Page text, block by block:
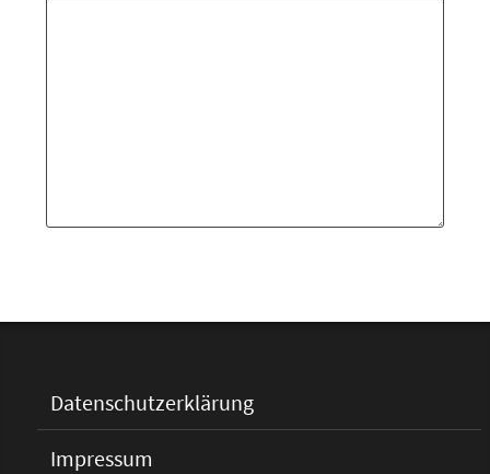
Datenschutzerklärung
Impressum